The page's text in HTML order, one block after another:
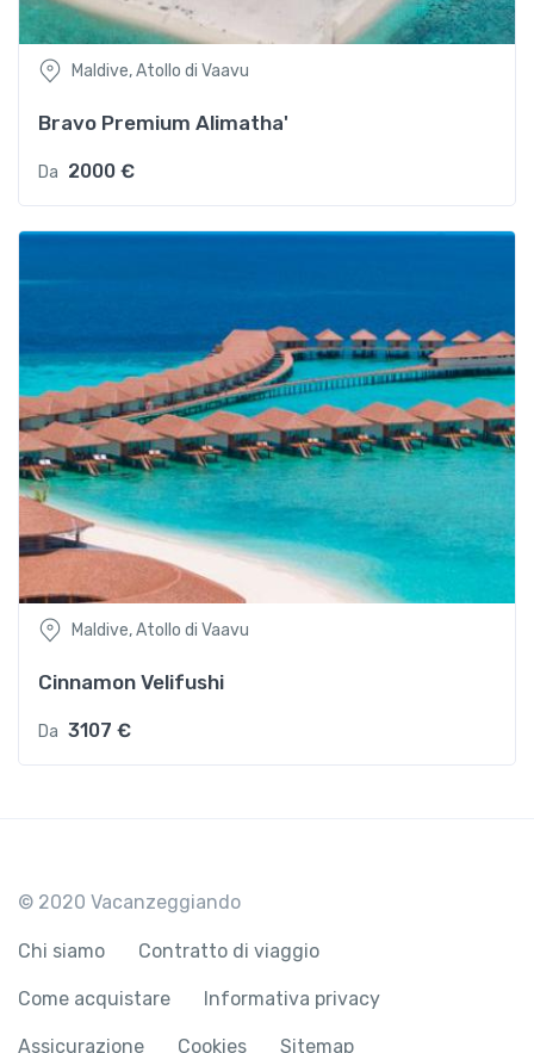
Maldive, Atollo di Vaavu
Bravo Premium Alimatha'
Da 2000 €
Maldive, Atollo di Vaavu
Cinnamon Velifushi
Da 3107 €
© 2020 Vacanzeggiando
Chi siamo Contratto di viaggio
Come acquistare Informativa privacy
Assicurazione Cookies Sitemap